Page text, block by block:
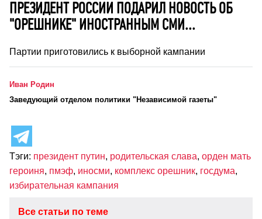
ПРЕЗИДЕНТ РОССИИ ПОДАРИЛ НОВОСТЬ ОБ
"ОРЕШНИКЕ" ИНОСТРАННЫМ СМИ...
Партии приготовились к выборной кампании
Иван Родин
Заведующий отделом политики "Независимой газеты"
Тэги: президент путин, родительская слава, орден мать
героиня, пмэф, иносми, комплекс орешник, госдума,
избирательная кампания
Все статьи по теме